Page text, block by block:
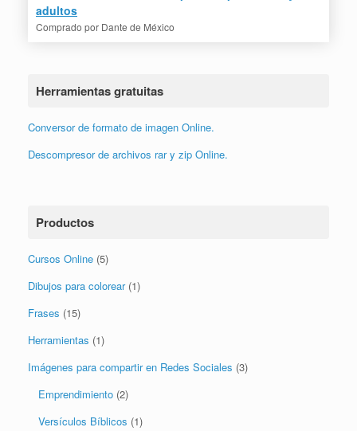
adultos
Comprado por Dante de México
Herramientas gratuitas
Conversor de formato de imagen Online.
Descompresor de archivos rar y zip Online.
Productos
Cursos Online (5)
Dibujos para colorear (1)
Frases (15)
Herramientas (1)
Imágenes para compartir en Redes Sociales (3)
Emprendimiento (2)
Versículos Bíblicos (1)